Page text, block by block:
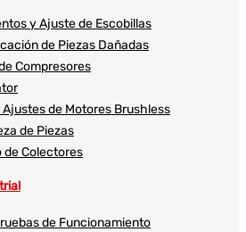
y Ajuste de Escobillas
de Piezas Dañadas
Compresores
de Motores Brushless
de Piezas
de Colectores
de Funcionamiento